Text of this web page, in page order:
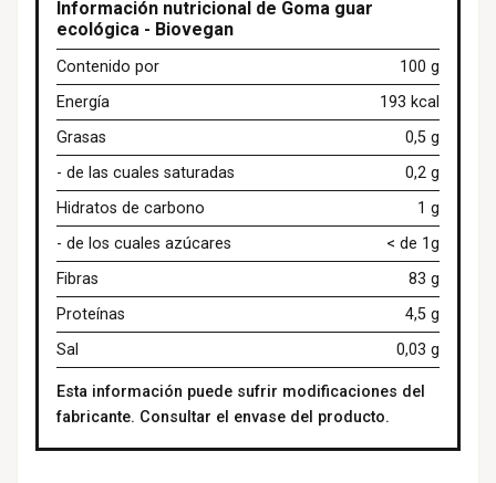
Información nutricional de Goma guar
ecológica - Biovegan
Contenido por
100 g
Energía
193 kcal
Grasas
0,5 g
- de las cuales saturadas
0,2 g
Hidratos de carbono
1 g
- de los cuales azúcares
< de 1g
Fibras
83 g
Proteínas
4,5 g
Sal
0,03 g
Esta información puede sufrir modificaciones del
fabricante. Consultar el envase del producto.